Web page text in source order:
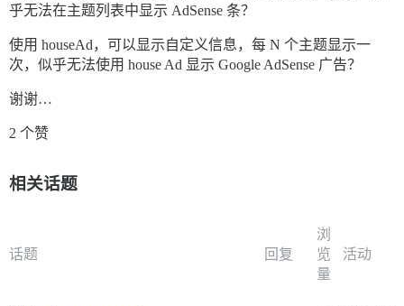
乎无法在主题列表中显示 AdSense 条？
使用 houseAd，可以显示自定义信息，每 N 个主题显示一
次，似乎无法使用 house Ad 显示 Google AdSense 广告？
谢谢…
2 个赞
相关话题
话题 回复
浏
览
量
活动